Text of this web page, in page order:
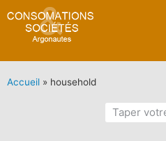
Accueil » household